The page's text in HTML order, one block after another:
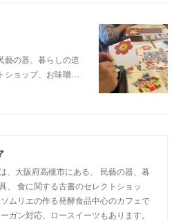
藝の器、暮らしの道
ショップ、お味噌…
、大阪府高槻市にある、 民藝の器、暮
、 食に関する古書のセレクトショッ
ムリエの作る発酵食品中心のカフェで
ガン対応、ロースイーツもあります。